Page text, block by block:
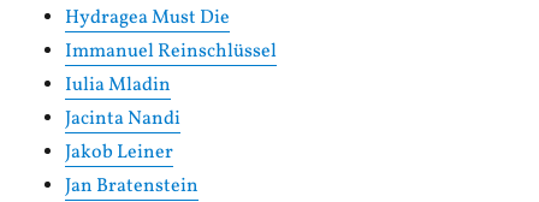
Hydragea Must Die
Immanuel Reinschlüssel
Iulia Mladin
Jacinta Nandi
Jakob Leiner
Jan Bratenstein